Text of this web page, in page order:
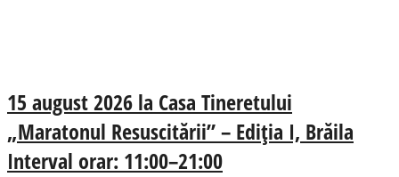
15 august 2026 la Casa Tineretului
„Maratonul Resuscitării” – Ediția I, Brăila
Interval orar: 11:00–21:00